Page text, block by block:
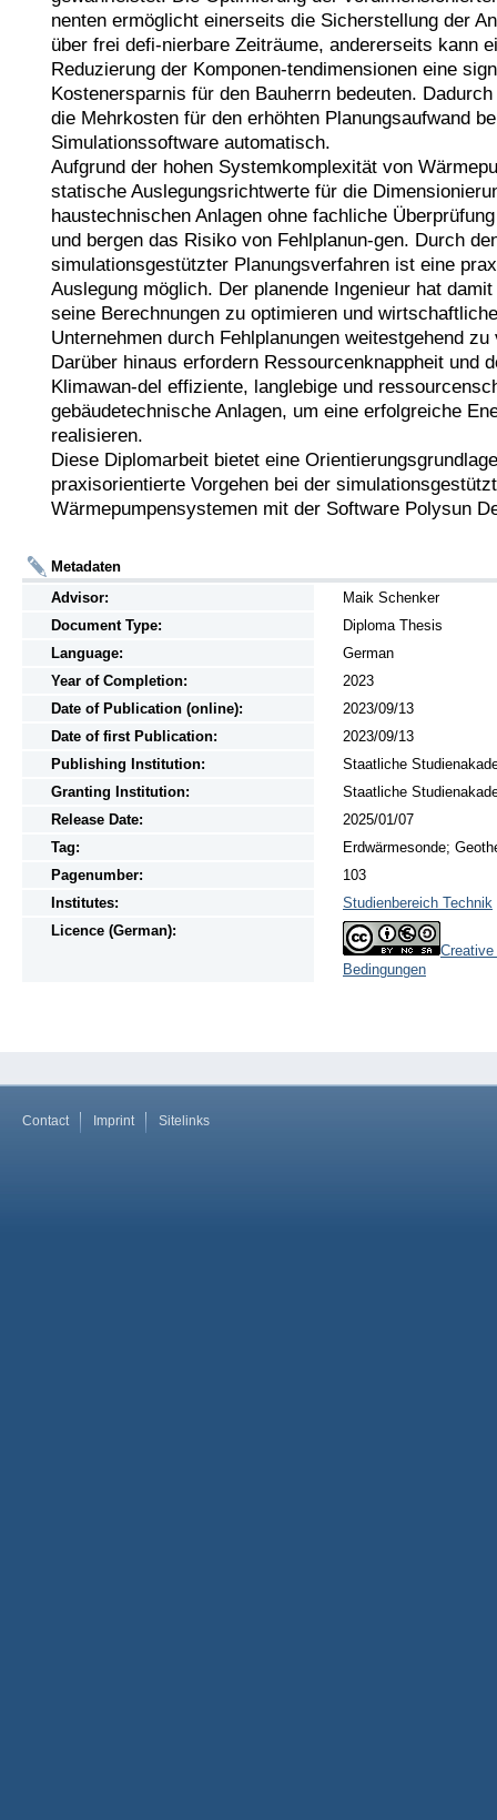
nenten ermöglicht einerseits die Sicherstellung der
über frei defi-nierbare Zeiträume, andererseits kann
Reduzierung der Komponen-tendimensionen eine
Kostenersparnis für den Bauherrn bedeuten.
die Mehrkosten für den erhöhten Planungsaufwand
Simulationssoftware automatisch.
Aufgrund der hohen Systemkomplexität von
statische Auslegungsrichtwerte für die
haustechnischen Anlagen ohne fachliche
und bergen das Risiko von Fehlplanun-gen. Durch
simulationsgestützter Planungsverfahren ist eine
Auslegung möglich. Der planende Ingenieur hat
seine Berechnungen zu optimieren und
Unternehmen durch Fehlplanungen weitestgehend zu
Darüber hinaus erfordern Ressourcenknappheit und
Klimawan-del effiziente, langlebige und
gebäudetechnische Anlagen, um eine erfolgreiche
realisieren.
Diese Diplomarbeit bietet eine
praxisorientierte Vorgehen bei der
Metadaten
Advisor:
Maik Schenker
Document Type:
Diploma Thesis
Language:
German
Year of Completion:
2023
Date of Publication (online):
2023/09/13
Date of first Publication:
2023/09/13
Publishing Institution:
Staatliche
Granting Institution:
Staatliche
Release Date:
2025/01/07
Tag:
Erdwärmesonde;
Pagenumber:
103
Institutes:
Studienbereich Technik
Licence (German):
Bedingungen
Contact Imprint Sitelinks